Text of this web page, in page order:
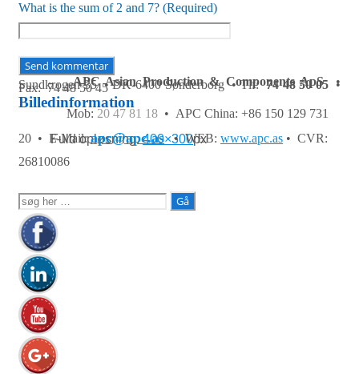
What is the sum of 2 and 7? (Required)
Billedinformation
Fuld opløsning:400×300px
APC Asian Production & Components ApS•
Sundkrogen 35 • DK-6400 Sønderborg • Tlf:74 48 50 05•
Fax: 74 48 50 45
Mob: 20 47 81 18 • APC China: +86 150 129 731
20 • E-Mail:apc@apc.as• WEB: www.apc.as • CVR:
26810086
Søg
efter: